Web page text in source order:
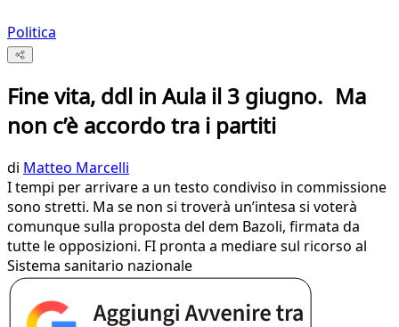
Politica
Fine vita, ddl in Aula il 3 giugno. Ma
non c’è accordo tra i partiti
di Matteo Marcelli
I tempi per arrivare a un testo condiviso in commissione
sono stretti. Ma se non si troverà un’intesa si voterà
comunque sulla proposta del dem Bazoli, firmata da
tutte le opposizioni. FI pronta a mediare sul ricorso al
Sistema sanitario nazionale